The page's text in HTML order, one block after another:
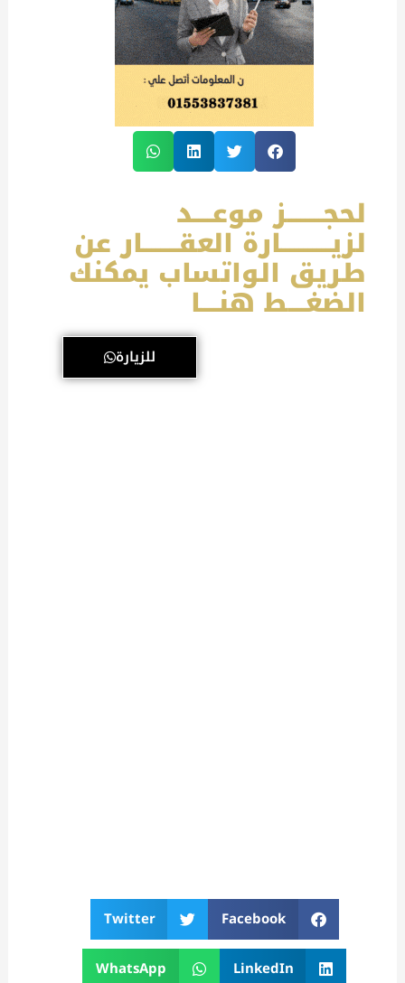
لحجــــــــز موعــــد
لزيـــــــــــارة العقــــــــار عن
طريق الواتساب يمكنك
الضغــــط هنــــا
للزيارة
Facebook
Twitter
LinkedIn
WhatsApp